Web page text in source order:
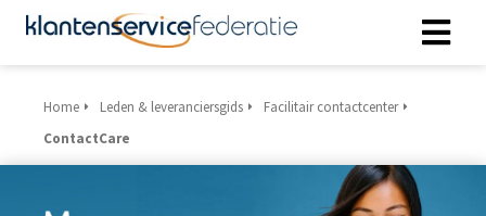
Home Leden & leveranciersgids
Facilitair contactcenter
ContactCare